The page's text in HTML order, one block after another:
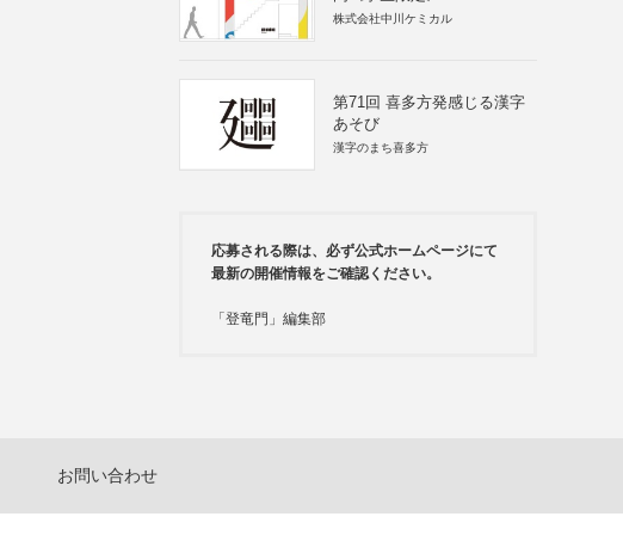
株式会社中川ケミカル
第71回 喜多方発感じる漢字
あそび
漢字のまち喜多方
応募される際は、必ず公式ホームページにて
最新の開催情報をご確認ください。
「登竜門」編集部
お問い合わせ